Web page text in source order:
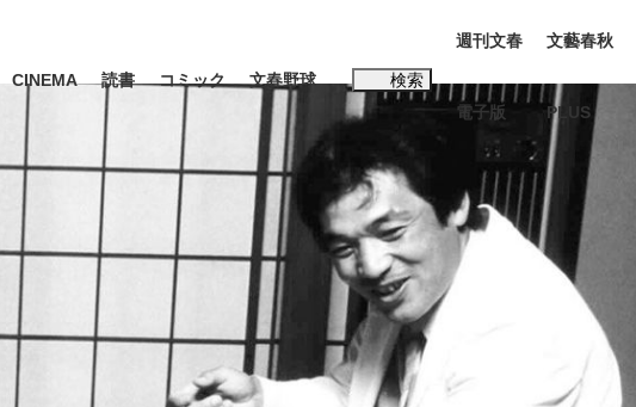
インタビュー 読書
CINEMA 読書 コミック 文春野球 検索
#内田有紀
#松田聖子
週刊文春
電子版
文藝春秋
PLUS